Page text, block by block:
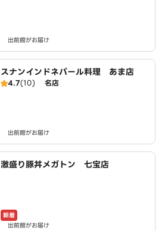
出前館がお届け
スナンインドネパール料理 あま店
4.7(10) 名店
出前館がお届け
激盛り豚丼メガトン 七宝店
新着
出前館がお届け